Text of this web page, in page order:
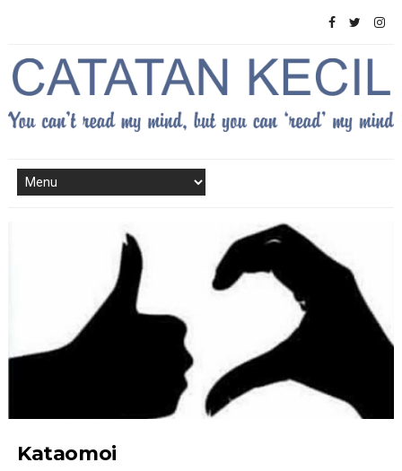
Kataomoi